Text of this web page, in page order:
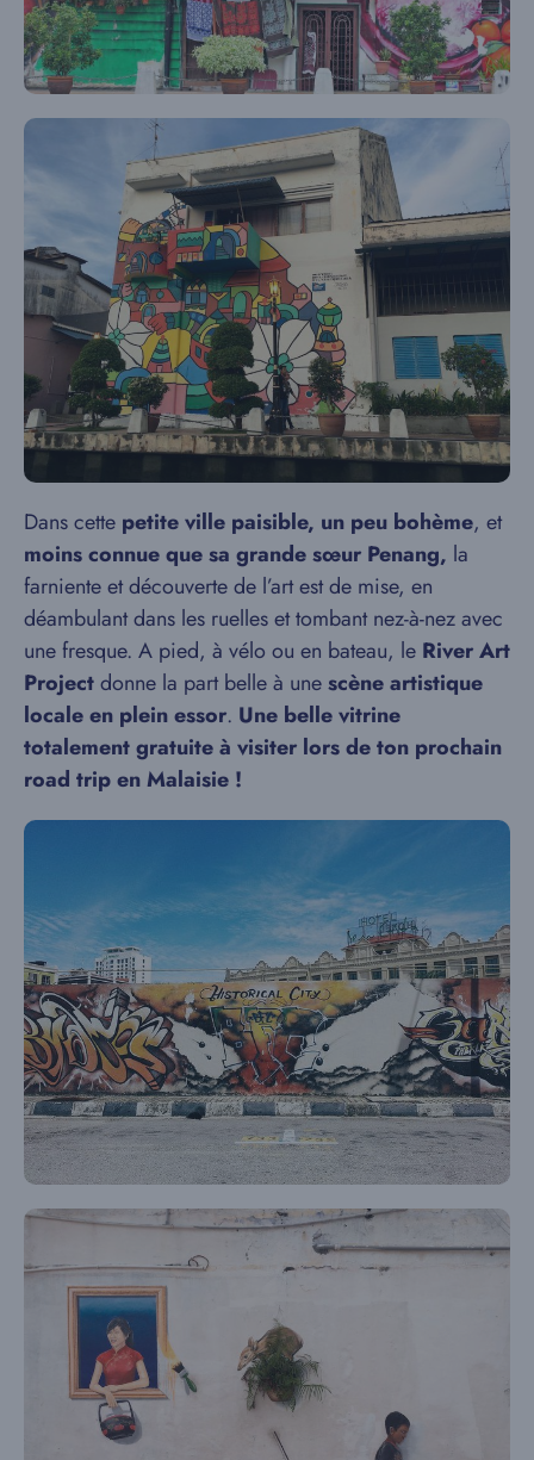
Dans cette petite ville paisible, un peu bohème, et
moins connue que sa grande sœur Penang, la
farniente et découverte de l’art est de mise, en
déambulant dans les ruelles et tombant nez-à-nez avec
une fresque. A pied, à vélo ou en bateau, le River Art
Projectdonne la part belle à unescène artistique
locale en plein essor. Une belle vitrine
totalement gratuite à visiter lors de ton prochain
road trip en Malaisie !